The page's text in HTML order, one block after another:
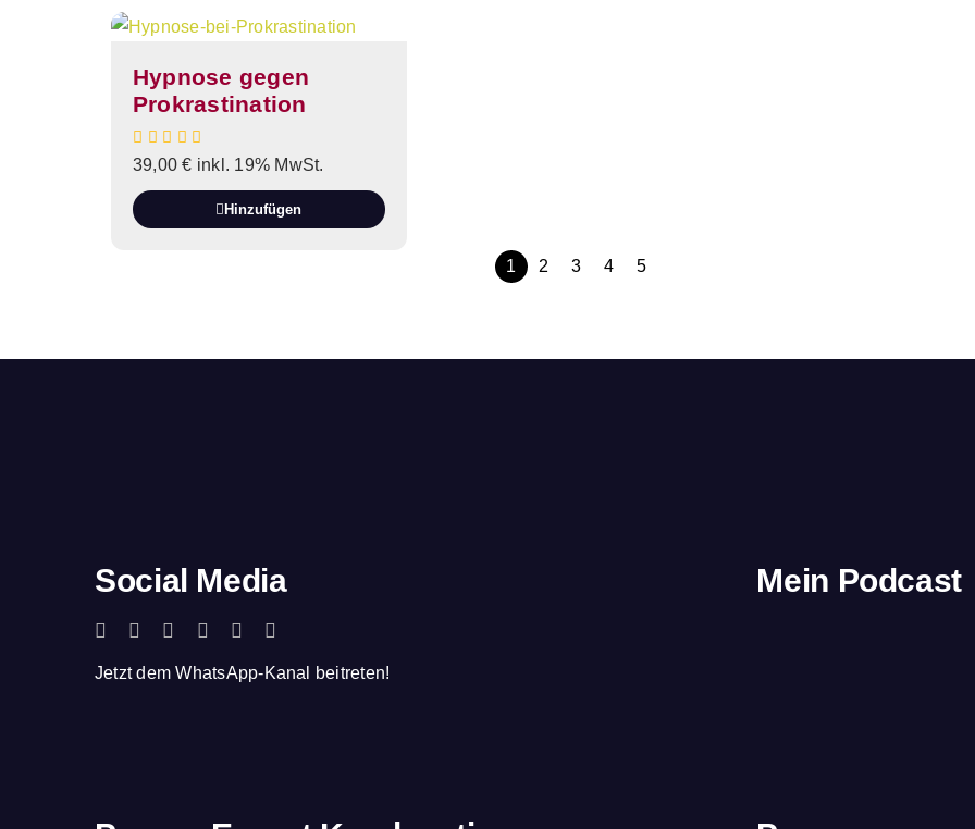
Hypnose gegen
Prokrastination
39,00€ inkl. 19% MwSt.
Hinzufügen
1 2 3 4 5
Social Media
Jetzt dem WhatsApp-Kanal beitreten!
Mein Podcast